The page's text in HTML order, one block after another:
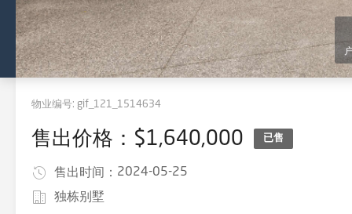
物业编号: gif_121_1514634
售出价格：$1,640,000 已售
售出时间： 2024-05-25
独栋别墅